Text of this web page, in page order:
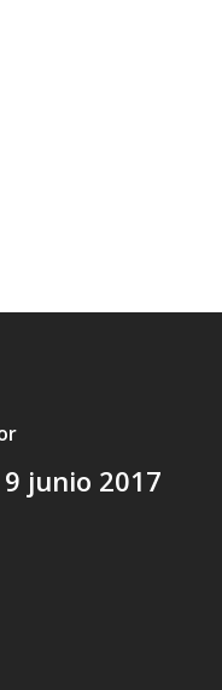
junio 2017